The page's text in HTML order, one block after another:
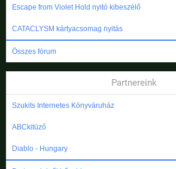
Escape from Violet Hold nyitó kibeszélő
CATACLYSM kártyacsomag nyitás
Összes fórum
Partnereink
Szukits Internetes Könyváruház
ABCkitüző
Diablo - Hungary